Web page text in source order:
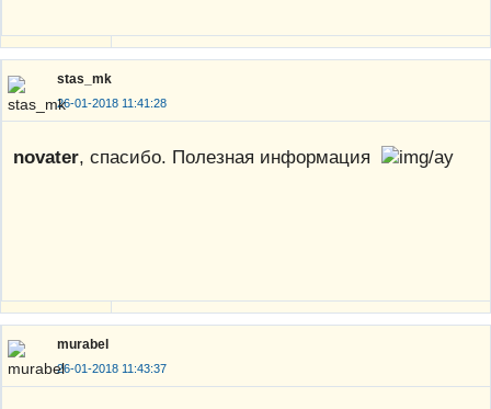
stas_mk
26-01-2018 11:41:28
novater, спасибо. Полезная информация
murabel
26-01-2018 11:43:37